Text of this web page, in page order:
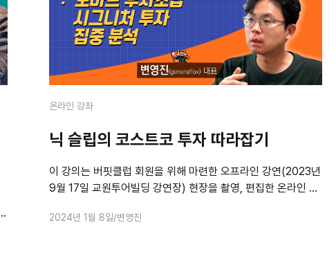
온라인 강좌
닉 슬립의 코스트코 투자 따라잡기
이 강의는 버핏클럽 회원을 위해 마련한 오프라인 강연(2023년
9월 17일 교원투어빌딩 강연장) 현장을 촬영, 편집한 온라인 상
스트코 정밀 분석 엑셀 파일을 제공합니다. 수강 신청자는 책
2024년 1월 8일 변영진